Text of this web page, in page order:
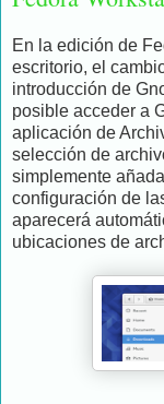
En la edición de
escritorio, el
introducción de
posible acceder a
aplicación de
selección de
simplemente
configuración de
aparecerá
ubicaciones de